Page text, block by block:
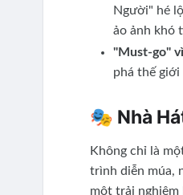
Người" hé
ảo ảnh khó
"Must-go"
phá thế
🎭 Nhà
Không chỉ là
trình diễn múa,
một trải nghiệm